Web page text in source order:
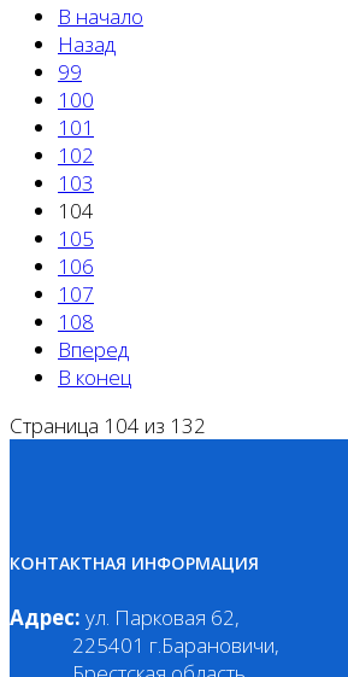
В начало
Назад
99
100
101
102
103
104
105
106
107
108
Вперед
В конец
Страница 104 из 132
КОНТАКТНАЯ ИНФОРМАЦИЯ
Адрес: ул. Парковая 62,
225401 г.Барановичи,